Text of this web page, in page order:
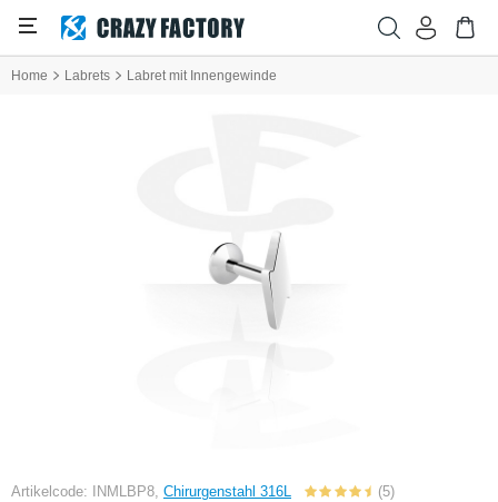
Home Labrets Labret mit Innengewinde
Artikelcode: INMLBP8, Chirurgenstahl 316L (5)